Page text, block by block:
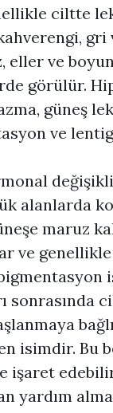
ciltte
eller ve
görülür.
güneş
ve
alanlarda
maruz
ve
sonrasında
isimdir. Bu
işaret
yardım